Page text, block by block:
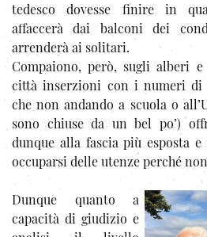
tedesco dovesse finire in
affaccerà dai balconi dei
arrenderà ai solitari.
Compaiono, però, sugli alberi
città inserzioni con i numeri di
che non andando a scuola o
sono chiuse da un bel po’)
dunque alla fascia più esposta
occuparsi delle utenze perché
Dunque quanto a
capacità di giudizio e